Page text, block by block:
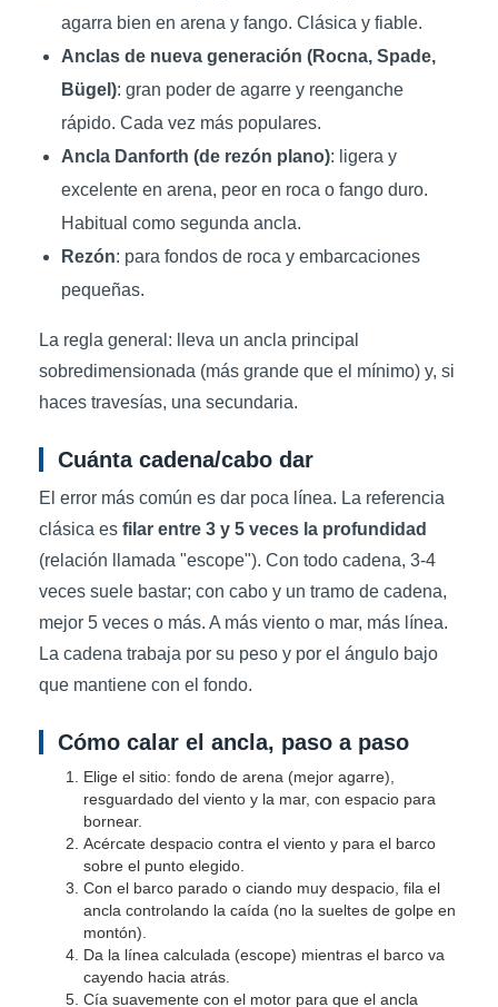
agarra bien en arena y fango. Clásica y fiable.
Anclas de nueva generación (Rocna, Spade,
Bügel): gran poder de agarre y reenganche
rápido. Cada vez más populares.
Ancla Danforth (de rezón plano): ligera y
excelente en arena, peor en roca o fango duro.
Habitual como segunda ancla.
Rezón: para fondos de roca y embarcaciones
pequeñas.
La regla general: lleva un ancla principal
sobredimensionada (más grande que el mínimo) y, si
haces travesías, una secundaria.
Cuánta cadena/cabo dar
El error más común es dar poca línea. La referencia
clásica es filar entre 3 y 5 veces la profundidad
(relación llamada "escope"). Con todo cadena, 3-4
veces suele bastar; con cabo y un tramo de cadena,
mejor 5 veces o más. A más viento o mar, más línea.
La cadena trabaja por su peso y por el ángulo bajo
que mantiene con el fondo.
Cómo calar el ancla, paso a paso
Elige el sitio: fondo de arena (mejor agarre),
resguardado del viento y la mar, con espacio para
bornear.
Acércate despacio contra el viento y para el barco
sobre el punto elegido.
Con el barco parado o ciando muy despacio, fila el
ancla controlando la caída (no la sueltes de golpe en
montón).
Da la línea calculada (escope) mientras el barco va
cayendo hacia atrás.
Cía suavemente con el motor para que el ancla